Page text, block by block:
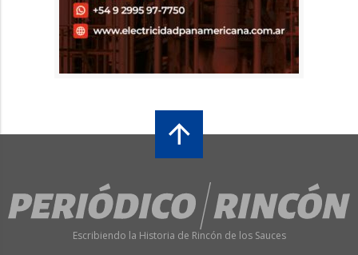
Escribiendo la Historia de Rincón de los Sauces